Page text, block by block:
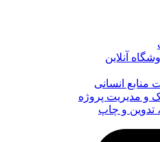
آنلاین
منابع انسانی
و مدیریت پروژه
تدوین و چاپ